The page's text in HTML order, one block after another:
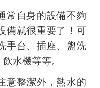
常自身的設備不夠
備就很重要了！可
手台、插座、盥洗
水機等等。
意整潔外，熱水的